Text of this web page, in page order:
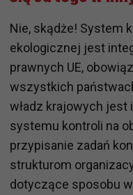
Nie, skądże! System
ekologicznej jest
prawnych UE,
wszystkich
władz krajowych
systemu kontroli na
przypisanie zadań
strukturom
dotyczące sposobu